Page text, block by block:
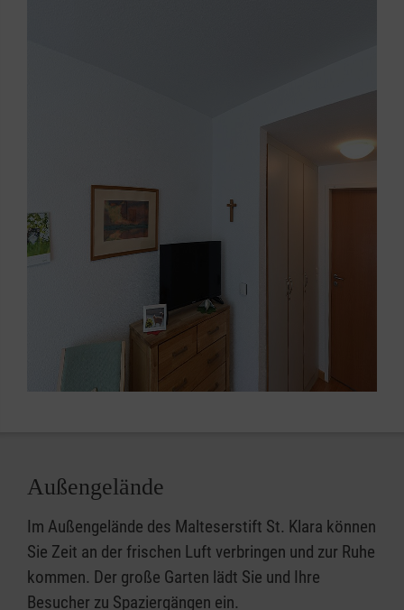
Außengelände
Im Außengelände des Malteserstift St. Klara können
Sie Zeit an der frischen Luft verbringen und zur Ruhe
kommen. Der große Garten lädt Sie und Ihre
Besucher zu Spaziergängen ein.